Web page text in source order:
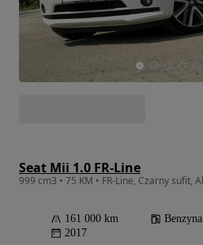
Seat Mii 1.0 FR-Line
161 000 km Benzyna
2017